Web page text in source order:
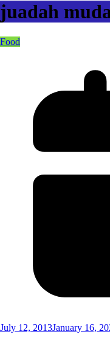
juadah
Food
July 12, 2013January 16,